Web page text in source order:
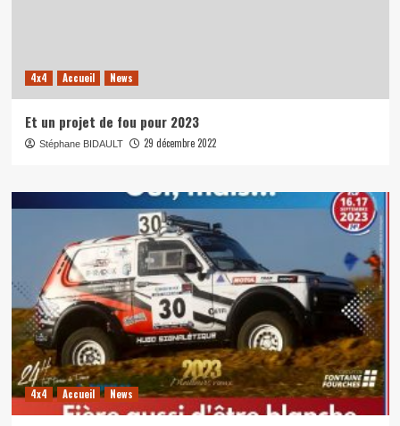
4x4 Accueil News
Et un projet de fou pour 2023
Stéphane BIDAULT 29 décembre 2022
4x4 Accueil News